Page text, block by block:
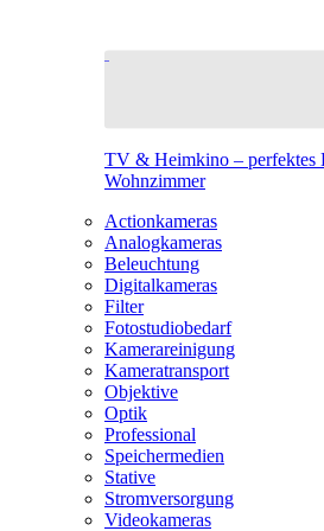
TV & Heimkino – perfektes
Wohnzimmer
Actionkameras
Analogkameras
Beleuchtung
Digitalkameras
Filter
Fotostudiobedarf
Kamerareinigung
Kameratransport
Objektive
Optik
Professional
Speichermedien
Stative
Stromversorgung
Videokameras